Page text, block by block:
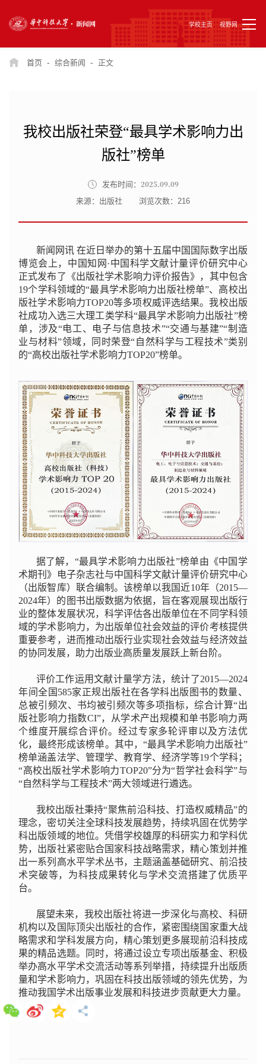
学校主页 视野网
首页 - 综合新闻 - 正文
我校出版社荣登“最具学术影响力出
版社”榜单
发布时间： 2025.09.09
来源：出版社 浏览次数：216
新闻网讯 在近日举办的第十五届中国国际数字出版
博览会上，中国知网·中国科学文献计量评价研究中心
正式发布了《出版社学术影响力评价报告》，其中包含
19个学科领域的“最具学术影响力出版社榜单”、高校出
版社学术影响力TOP20等多项权威评选结果。我校出版
社成功入选三大理工类学科“最具学术影响力出版社”榜
单，涉及“电工、电子与信息技术”“交通与基建”“制造
业与材料”领域，同时荣登“自然科学与工程技术”类别
的“高校出版社学术影响力TOP20”榜单。
据了解，“最具学术影响力出版社”榜单由《中国学
术期刊》电子杂志社与中国科学文献计量评价研究中心
（出版智库）联合编制。该榜单以我国近10年（2015—
2024年）的图书出版数据为依据，旨在客观展现出版行
业的整体发展状况，科学评估各出版单位在不同学科领
域的学术影响力，为出版单位社会效益的评价考核提供
重要参考，进而推动出版行业实现社会效益与经济效益
的协同发展，助力出版业高质量发展跃上新台阶。
评价工作运用文献计量学方法，统计了2015—2024
年间全国585家正规出版社在各学科出版图书的数量、
总被引频次、书均被引频次等多项指标，综合计算“出
版社影响力指数CI”，从学术产出规模和单书影响力两
个维度开展综合评价。经过专家多轮评审以及方法优
化，最终形成该榜单。其中，“最具学术影响力出版社”
榜单涵盖法学、管理学、教育学、经济学等19个学科；
“高校出版社学术影响力TOP20”分为“哲学社会科学”与
“自然科学与工程技术”两大领域进行遴选。
我校出版社秉持“聚焦前沿科技、打造权威精品”的
理念，密切关注全球科技发展趋势，持续巩固在优势学
科出版领域的地位。凭借学校雄厚的科研实力和学科优
势，出版社紧密贴合国家科技战略需求，精心策划并推
出一系列高水平学术丛书，主题涵盖基础研究、前沿技
术突破等，为科技成果转化与学术交流搭建了优质平
台。
展望未来，我校出版社将进一步深化与高校、科研
机构以及国际顶尖出版社的合作，紧密围绕国家重大战
略需求和学科发展方向，精心策划更多展现前沿科技成
果的精品选题。同时，将通过设立专项出版基金、积极
举办高水平学术交流活动等系列举措，持续提升出版质
量和学术影响力，巩固在科技出版领域的领先优势，为
推动我国学术出版事业发展和科技进步贡献更大力量。